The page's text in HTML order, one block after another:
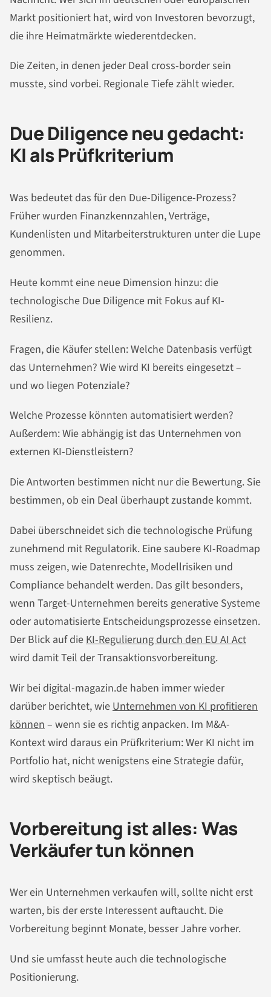
Markt positioniert hat, wird von Investoren bevorzugt,
die ihre Heimatmärkte wiederentdecken.
Die Zeiten, in denen jeder Deal cross-border sein
musste, sind vorbei. Regionale Tiefe zählt wieder.
Due Diligence neu gedacht:
KI als Prüfkriterium
Was bedeutet das für den Due-Diligence-Prozess?
Früher wurden Finanzkennzahlen, Verträge,
Kundenlisten und Mitarbeiterstrukturen unter die Lupe
genommen.
Heute kommt eine neue Dimension hinzu: die
technologische Due Diligence mit Fokus auf KI-
Resilienz.
Fragen, die Käufer stellen: Welche Datenbasis verfügt
das Unternehmen? Wie wird KI bereits eingesetzt –
und wo liegen Potenziale?
Welche Prozesse könnten automatisiert werden?
Außerdem: Wie abhängig ist das Unternehmen von
externen KI-Dienstleistern?
Die Antworten bestimmen nicht nur die Bewertung. Sie
bestimmen, ob ein Deal überhaupt zustande kommt.
Dabei überschneidet sich die technologische Prüfung
zunehmend mit Regulatorik. Eine saubere KI-Roadmap
muss zeigen, wie Datenrechte, Modellrisiken und
Compliance behandelt werden. Das gilt besonders,
wenn Target-Unternehmen bereits generative Systeme
oder automatisierte Entscheidungsprozesse einsetzen.
Der Blick auf die KI-Regulierung durch den EU AI Act
wird damit Teil der Transaktionsvorbereitung.
Wir bei digital-magazin.de haben immer wieder
darüber berichtet, wie Unternehmen von KI profitieren
können – wenn sie es richtig anpacken. Im M&A-
Kontext wird daraus ein Prüfkriterium: Wer KI nicht im
Portfolio hat, nicht wenigstens eine Strategie dafür,
wird skeptisch beäugt.
Vorbereitung ist alles: Was
Verkäufer tun können
Wer ein Unternehmen verkaufen will, sollte nicht erst
warten, bis der erste Interessent auftaucht. Die
Vorbereitung beginnt Monate, besser Jahre vorher.
Und sie umfasst heute auch die technologische
Positionierung.